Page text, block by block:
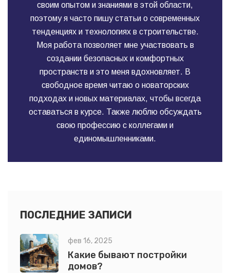
своим опытом и знаниями в этой области,
поэтому я часто пишу статьи о современных
тенденциях и технологиях в строительстве.
Моя работа позволяет мне участвовать в
создании безопасных и комфортных
пространств и это меня вдохновляет. В
свободное время читаю о новаторских
подходах и новых материалах, чтобы всегда
оставаться в курсе. Также люблю обсуждать
свою профессию с коллегами и
единомышленниками.
ПОСЛЕДНИЕ ЗАПИСИ
фев 16, 2025
Какие бывают постройки
домов?